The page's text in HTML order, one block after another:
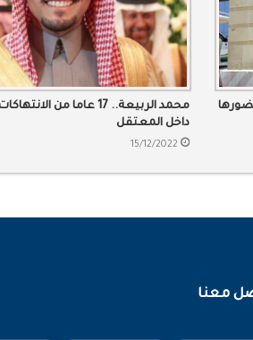
محمد الربيعة.. 17 عاما من
داخل المعتقل
15/12/2022
معنا